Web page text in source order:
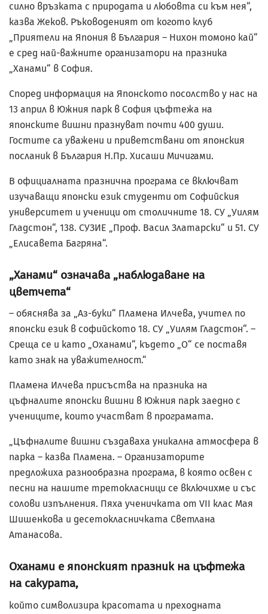
силно връзката с природата и любовта си към нея“,
казва Жеков. Ръководеният от когото клуб
„Приятели на Япония в България – Нихон томоно кай“
е сред най-важните организатори на празника
„Ханами“ в София.
Според информация на Японското посолство у нас на
13 април в Южния парк в София цъфтежа на
японските вишни празнуват почти 400 души.
Гостите са уважени и приветствани от японския
посланик в България Н.Пр. Хисаши Мичигами.
В официалната празнична програма се включват
изучаващи японски език студенти от Софийския
университет и ученици от столичните 18. СУ „Уилям
Гладстон“, 138. СУЗИЕ „Проф. Васил Златарски“ и 51. СУ
„Елисавета Багряна“.
„Ханами“ означава „наблюдаване на
цветчета“
– обяснява за „Аз-буки“ Пламена Илчева, учител по
японски език в софийското 18. СУ „Уилям Гладстон“. –
Среща се и като „Оханами“, където „О“ се поставя
като знак на уважителност.“
Пламена Илчева присъства на празника на
цъфналите японски вишни в Южния парк заедно с
учениците, които участват в програмата.
„Цъфналите вишни създаваха уникална атмосфера в
парка – казва Пламена. – Организаторите
предложиха разнообразна програма, в която освен с
песни на нашите третокласници се включихме и със
солови изпълнения. Пяха ученичката от VII клас Мая
Шишенкова и десетокласничката Светлана
Атанасова.
Оханами е японският празник на цъфтежа
на сакурата,
който символизира красотата и преходната